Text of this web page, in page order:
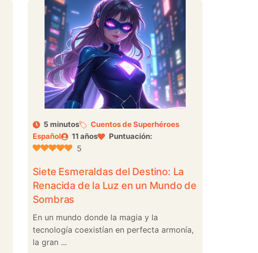
5 minutos
Cuentos de Superhéroes
Español
11 años Puntuación:
5
Siete Esmeraldas del Destino: La
Renacida de la Luz en un Mundo de
Sombras
En un mundo donde la magia y la
tecnología coexistían en perfecta armonía,
la gran ...